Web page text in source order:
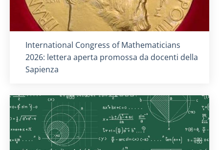
Titolo card:
International Congress of Mathematicians
2026: lettera aperta promossa da docenti della
Sapienza